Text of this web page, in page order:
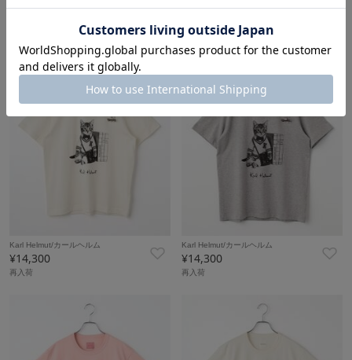
¥14,30050%OFF ¥14,300
Karl Helmut/カールヘルム
¥14,300
再入荷
Karl Helmut/カールヘルム
¥14,300
再入荷